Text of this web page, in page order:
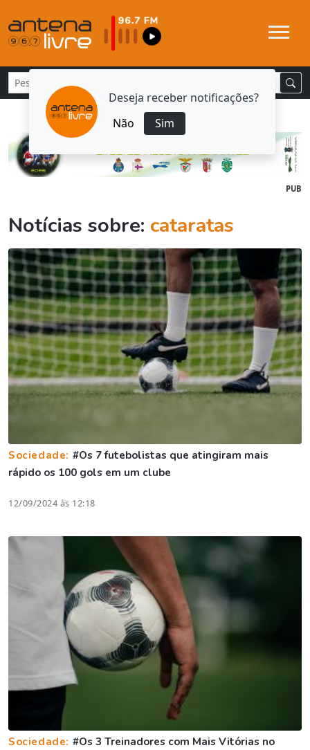
Deseja receber notificações?
Não
Sim
PUB
Notícias sobre: cataratas
Sociedade: #Os 7 futebolistas que atingiram mais
rápido os 100 gols em um clube
12/09/2024 às 12:18
Sociedade: #Os 3 Treinadores com Mais Vitórias no